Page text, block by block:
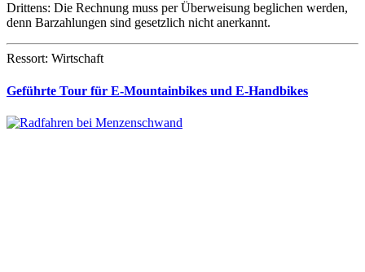
Drittens: Die Rechnung muss per Überweisung beglichen werden,
denn Barzahlungen sind gesetzlich nicht anerkannt.
Ressort: Wirtschaft
Geführte Tour für E-Mountainbikes und E-Handbikes